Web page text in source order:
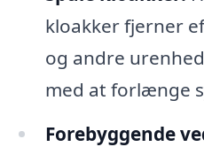
kloakker fjerner
og andre
med at forlænge
Forebyggende